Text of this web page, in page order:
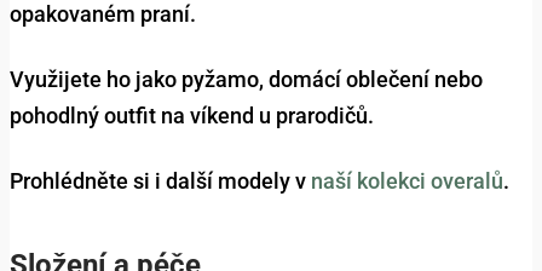
opakovaném praní.
Využijete ho jako pyžamo, domácí oblečení nebo
pohodlný outfit na víkend u prarodičů.
Prohlédněte si i další modely v naší kolekci overalů.